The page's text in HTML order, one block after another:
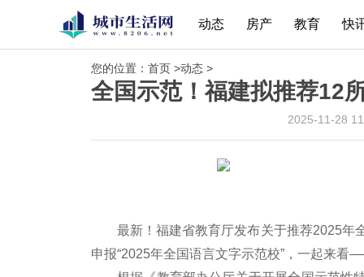
动态 房产 教育 快
您的位置： 首页 >动态 >
全国示范！福建拟推荐12
2025-11-28
最新！福建省教育厅发布关于推荐2025年
申报“2025年全国语言文字示范校”，一起来看